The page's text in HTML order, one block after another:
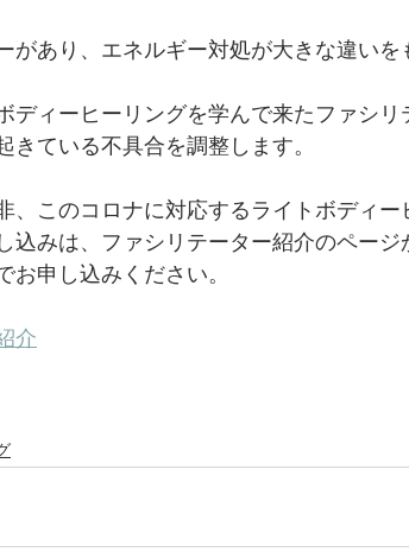
があり、エネルギー対処が大きな違いを
ディーヒーリングを学んで来たファシ
きている不具合を調整します。
、このコロナに対応するライトボディ
込みは、ファシリテーター紹介のペー
お申し込みください。
介